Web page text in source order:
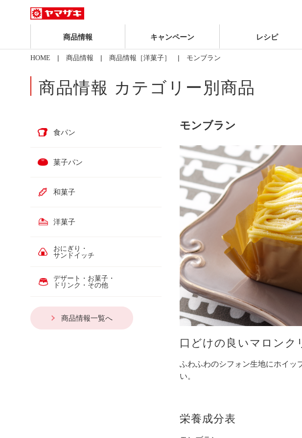
商品情報 キャンペーン レシピ
HOME | 商品情報 | 商品情報［洋菓子］ | モンブラン
商品情報 カテゴリー別商品
食パン
菓子パン
和菓子
洋菓子
おにぎり・
サンドイッチ
デザート・お菓子・
ドリンク・その他
商品情報一覧へ
モンブラン
口どけの良いマロンク
ふわふわのシフォン生地にホイッ
い。
栄養成分表